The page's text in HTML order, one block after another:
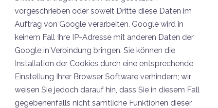
vorgeschrieben oder soweit Dritte diese Daten im
Auftrag von Google verarbeiten. Google wird in
keinem Fall Ihre IP-Adresse mit anderen Daten der
Google in Verbindung bringen. Sie können die
Installation der Cookies durch eine entsprechende
Einstellung Ihrer Browser Software verhindern; wir
weisen Sie jedoch darauf hin, dass Sie in diesem Fall
gegebenenfalls nicht sämtliche Funktionen dieser